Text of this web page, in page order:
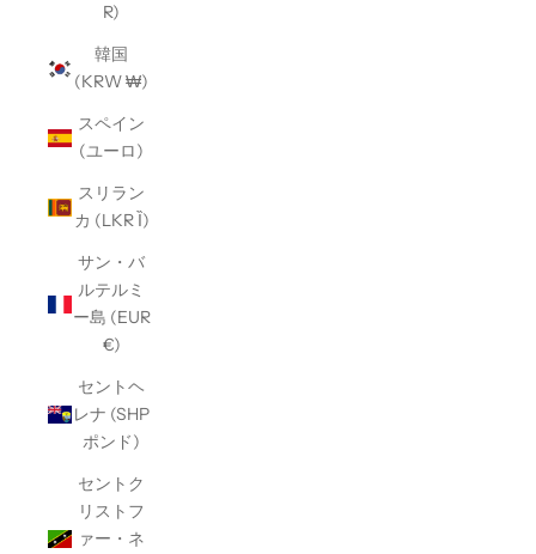
R)
韓国
(KRW ₩)
スペイン
(ユーロ)
スリラン
カ (LKR Ȉ)
サン・バ
ルテルミ
ー島 (EUR
€)
セントヘ
レナ (SHP
ポンド)
セントク
リストフ
ァー・ネ